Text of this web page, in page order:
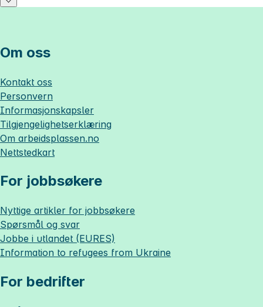
Om oss
Kontakt oss
Personvern
Informasjonskapsler
Tilgjengelighetserklæring
Om arbeidsplassen.no
Nettstedkart
For jobbsøkere
Nyttige artikler for jobbsøkere
Spørsmål og svar
Jobbe i utlandet (EURES)
Information to refugees from Ukraine
For bedrifter